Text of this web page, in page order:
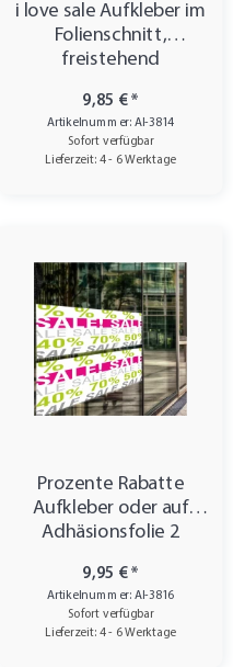
i love sale Aufkleber im
Folienschnitt,
freistehend
9,85 €*
Artikelnummer: AI-3814
Sofort verfügbar
Lieferzeit: 4 - 6 Werktage
Prozente Rabatte
Aufkleber oder auf
Adhäsionsfolie 2
9,95 €*
Artikelnummer: AI-3816
Sofort verfügbar
Lieferzeit: 4 - 6 Werktage